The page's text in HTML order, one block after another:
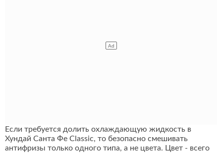
Если требуется долить охлаждающую жидкость в
Хундай Санта Фе Classic, то безопасно смешивать
антифризы только одного типа, а не цвета. Цвет - всего